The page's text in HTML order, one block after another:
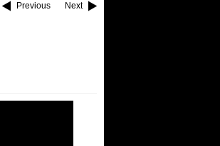
Previous Next